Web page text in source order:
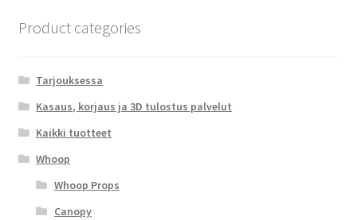
Product categories
Tarjouksessa
Kasaus, korjaus ja 3D tulostus palvelut
Kaikki tuotteet
Whoop
Whoop Props
Canopy